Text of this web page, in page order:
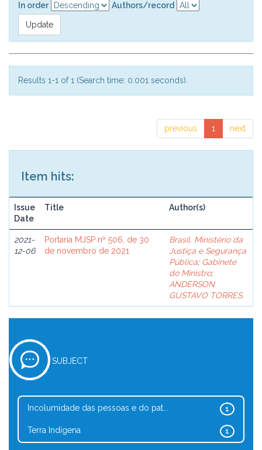
In order
Authors/record
Results 1-1 of 1 (Search time: 0.001 seconds).
previous 1 next
Item hits:
Issue
Date
Title Author(s)
2021-
12-06
Portaria MJSP nº 506, de 30
de novembro de 2021
Brasil. Ministério da
Justiça e Segurança
Pública; Gabinete
do Ministro;
ANDERSON
GUSTAVO TORRES
SUBJECT
1
Incolumidade das pessoas e do pat...
1
Terra Indígena